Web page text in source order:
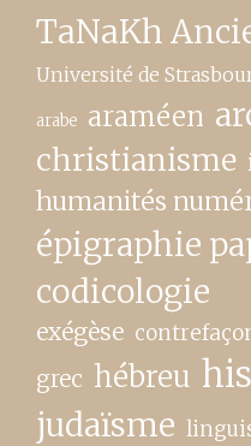
TaNaKh
Université de
arabe araméen
christianisme
humanités
épigraphie
codicologie
exégèse
grec hébreu
judaïsme